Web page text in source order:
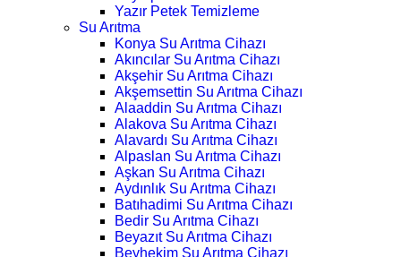
Yazır Petek Temizleme
Su Arıtma
Konya Su Arıtma Cihazı
Akıncılar Su Arıtma Cihazı
Akşehir Su Arıtma Cihazı
Akşemsettin Su Arıtma Cihazı
Alaaddin Su Arıtma Cihazı
Alakova Su Arıtma Cihazı
Alavardı Su Arıtma Cihazı
Alpaslan Su Arıtma Cihazı
Aşkan Su Arıtma Cihazı
Aydınlık Su Arıtma Cihazı
Batıhadimi Su Arıtma Cihazı
Bedir Su Arıtma Cihazı
Beyazıt Su Arıtma Cihazı
Beyhekim Su Arıtma Cihazı